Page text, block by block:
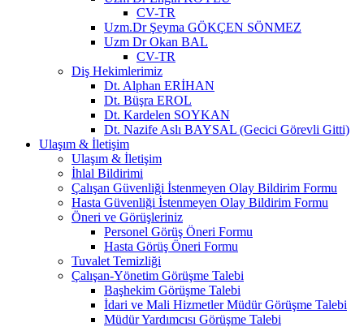
CV-TR
Uzm.Dr Şeyma GÖKÇEN SÖNMEZ
Uzm Dr Okan BAL
CV-TR
Diş Hekimlerimiz
Dt. Alphan ERİHAN
Dt. Büşra EROL
Dt. Kardelen SOYKAN
Dt. Nazife Aslı BAYSAL (Gecici Görevli Gitti)
Ulaşım & İletişim
Ulaşım & İletişim
İhlal Bildirimi
Çalışan Güvenliği İstenmeyen Olay Bildirim Formu
Hasta Güvenliği İstenmeyen Olay Bildirim Formu
Öneri ve Görüşleriniz
Personel Görüş Öneri Formu
Hasta Görüş Öneri Formu
Tuvalet Temizliği
Çalışan-Yönetim Görüşme Talebi
Başhekim Görüşme Talebi
İdari ve Mali Hizmetler Müdür Görüşme Talebi
Müdür Yardımcısı Görüşme Talebi